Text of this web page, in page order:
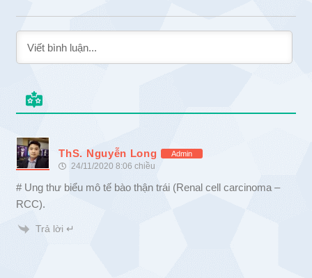
ThS. Nguyễn Long Admin
24/11/2020 8:06 chiều
# Ung thư biểu mô tế bào thận trái (Renal cell carcinoma –
RCC).
Trả lời ↵